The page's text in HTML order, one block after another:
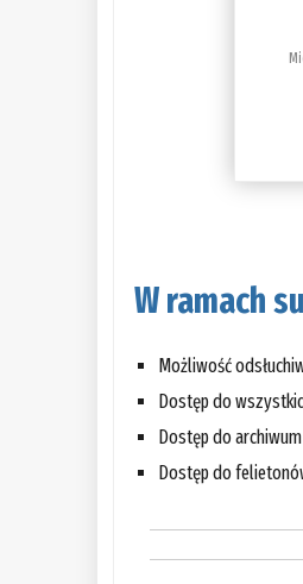
W ramach
Możliwość
Dostęp do
Dostęp do
Dostęp do